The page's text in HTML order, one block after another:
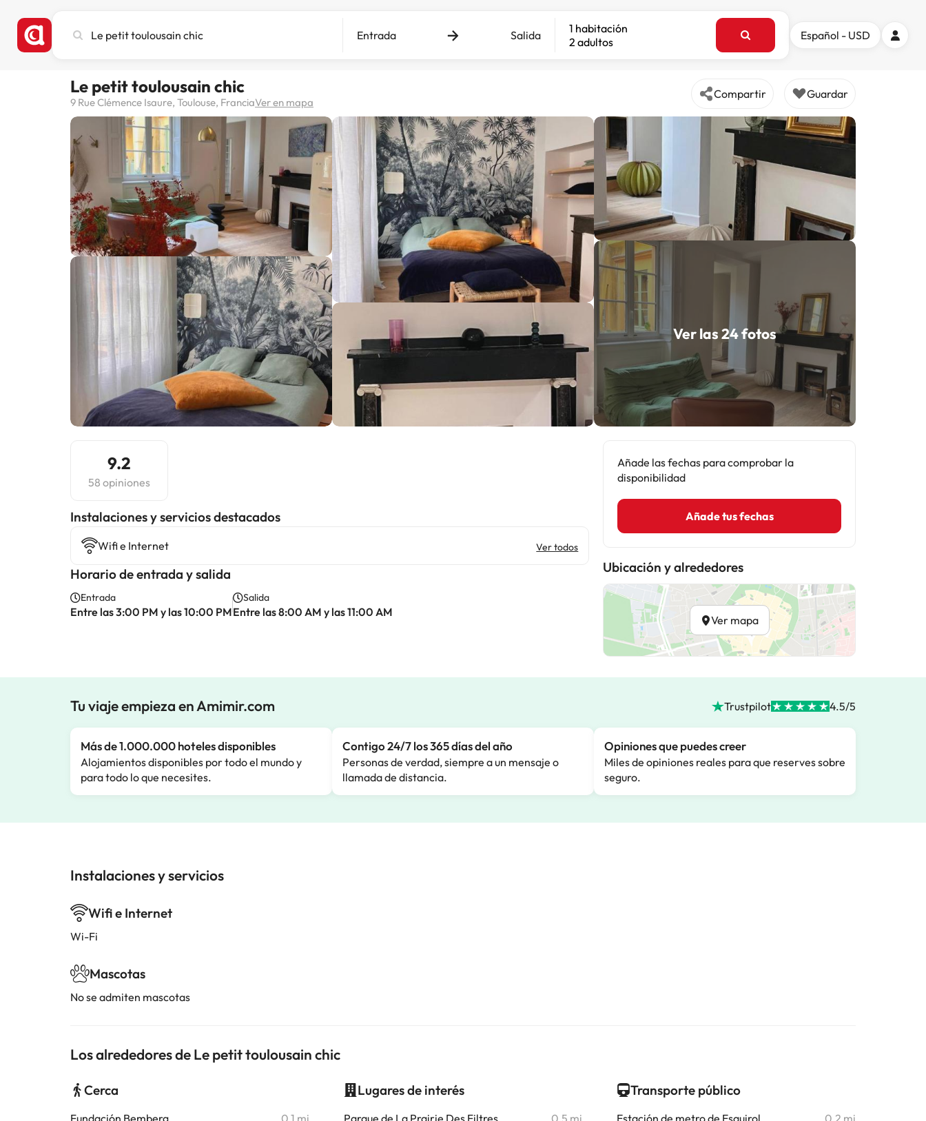
ciudad,
destino
Entrada Salida
1 habitación
2 adultos
Español - USD
Le petit toulousain chic
9 Rue Clémence Isaure, Toulouse, FranciaVer en mapa
Compartir Guardar
Ver las 24 fotos
9.2
58 opiniones
Instalaciones y servicios destacados
Wifi e Internet Ver todos
Horario de entrada y salida
Entrada
Entre las 3:00 PM y las 10:00 PM
Salida
Entre las 8:00 AM y las 11:00 AM
Añade las fechas para comprobar la
disponibilidad
Añade tus fechas
Ubicación y alrededores
Ver mapa
Tu viaje empieza en Amimir.com Trustpilot 4.5/5
Más de 1.000.000 hoteles disponibles
Alojamientos disponibles por todo el mundo y
para todo lo que necesites.
Contigo 24/7 los 365 días del año
Personas de verdad, siempre a un mensaje o
llamada de distancia.
Opiniones que puedes creer
Miles de opiniones reales para que reserves sobre
seguro.
Instalaciones y servicios
Wifi e Internet
Wi-Fi
Mascotas
No se admiten mascotas
Los alrededores de Le petit toulousain chic
Cerca
Fundación Bemberg 0,1 mi
Lugares de interés
Parque de La Prairie Des Filtres 0,5 mi
Transporte público
Estación de metro de Esquirol 0,2 mi